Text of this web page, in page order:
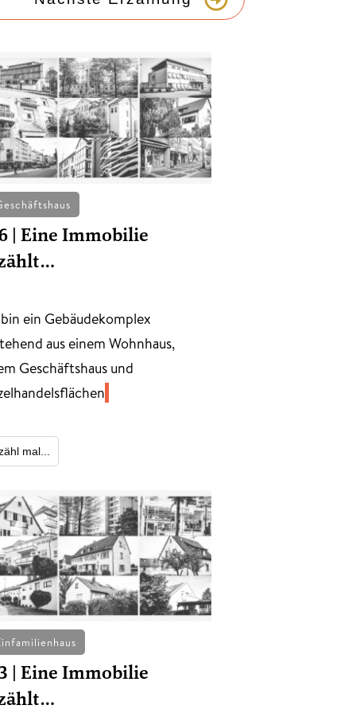
| Eine Immobilie
ein Gebäudekomplex
aus einem Wohnhaus,
Geschäftshaus und
mal...
| Eine Immobilie